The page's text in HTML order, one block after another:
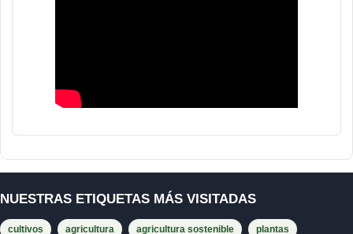
NUESTRAS ETIQUETAS MÁS VISITADAS
cultivos agricultura agricultura sostenible plantas